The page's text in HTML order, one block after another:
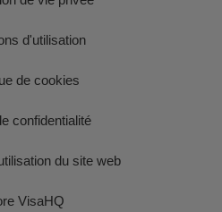
d'utilisation
de cookies
confidentialité
du site web
VisaHQ